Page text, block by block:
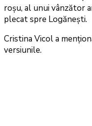
roșu, al unui vânzător
plecat spre Logănești.
Cristina Vicol a
versiunile.